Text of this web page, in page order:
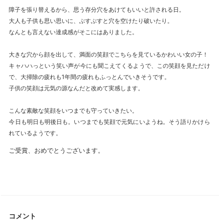
障子を張り替えるから、思う存分穴をあけてもいいと許される日。
大人も子供も思い思いに、ぶすぶすと穴を空けたり破いたり。
なんとも言えない達成感がそこにはありました。
大きな穴から顔を出して、満面の笑顔でこちらを見ているかわいい女の子！
キャハハっという笑い声が今にも聞こえてくるようで、この笑顔を見ただけ
で、大掃除の疲れも1年間の疲れもふっとんでいきそうです。
子供の笑顔は元気の源なんだと改めて実感します。
こんな素敵な笑顔をいつまでも守っていきたい。
今日も明日も明後日も。いつまでも笑顔で元気にいようね。そう語りかけら
れているようです。
ご受賞、おめでとうございます。
コメント